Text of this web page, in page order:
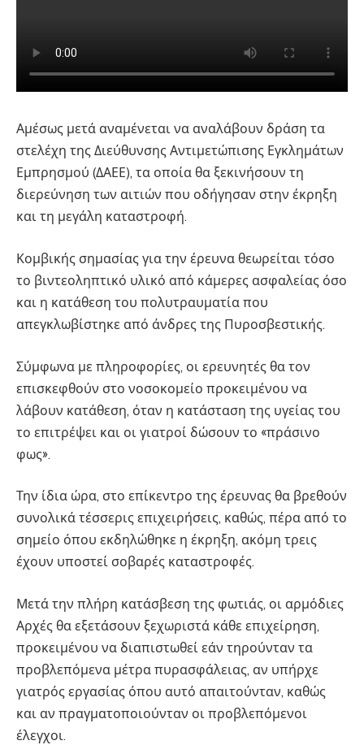
Αμέσως μετά αναμένεται να αναλάβουν δράση τα
στελέχη της Διεύθυνσης Αντιμετώπισης Εγκλημάτων
Εμπρησμού (ΔΑΕΕ), τα οποία θα ξεκινήσουν τη
διερεύνηση των αιτιών που οδήγησαν στην έκρηξη
και τη μεγάλη καταστροφή.
Κομβικής σημασίας για την έρευνα θεωρείται τόσο
το βιντεοληπτικό υλικό από κάμερες ασφαλείας όσο
και η κατάθεση του πολυτραυματία που
απεγκλωβίστηκε από άνδρες της Πυροσβεστικής.
Σύμφωνα με πληροφορίες, οι ερευνητές θα τον
επισκεφθούν στο νοσοκομείο προκειμένου να
λάβουν κατάθεση, όταν η κατάσταση της υγείας του
το επιτρέψει και οι γιατροί δώσουν το «πράσινο
φως».
Την ίδια ώρα, στο επίκεντρο της έρευνας θα βρεθούν
συνολικά τέσσερις επιχειρήσεις, καθώς, πέρα από το
σημείο όπου εκδηλώθηκε η έκρηξη, ακόμη τρεις
έχουν υποστεί σοβαρές καταστροφές.
Μετά την πλήρη κατάσβεση της φωτιάς, οι αρμόδιες
Αρχές θα εξετάσουν ξεχωριστά κάθε επιχείρηση,
προκειμένου να διαπιστωθεί εάν τηρούνταν τα
προβλεπόμενα μέτρα πυρασφάλειας, αν υπήρχε
γιατρός εργασίας όπου αυτό απαιτούνταν, καθώς
και αν πραγματοποιούνταν οι προβλεπόμενοι
έλεγχοι.